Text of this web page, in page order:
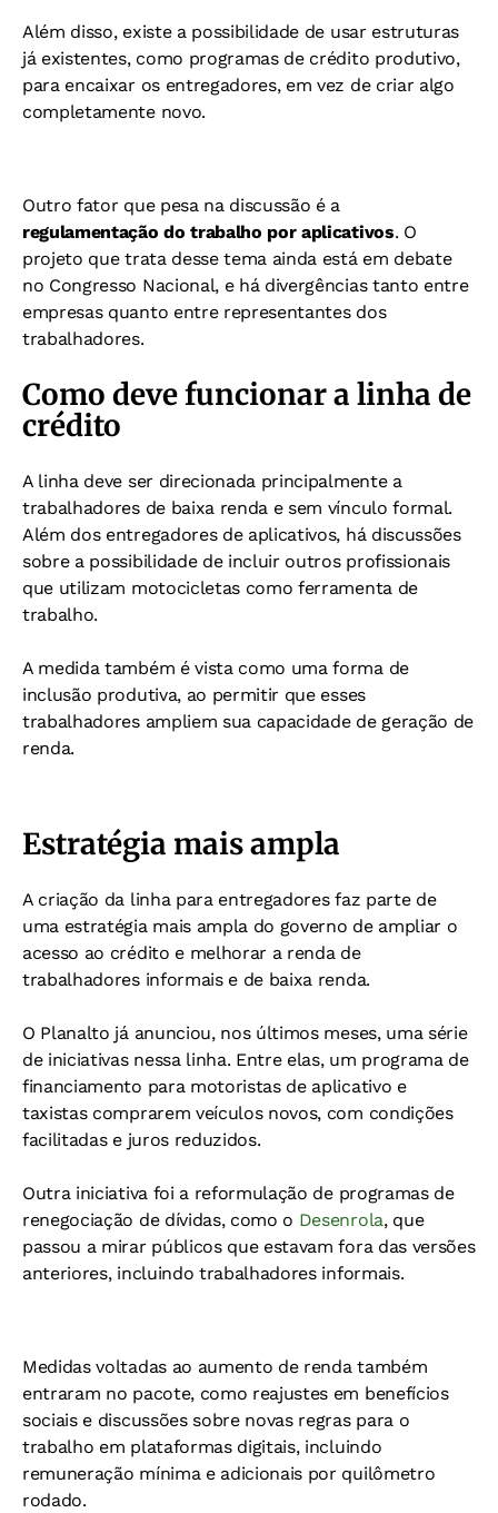
Além disso, existe a possibilidade de usar estruturas
já existentes, como programas de crédito produtivo,
para encaixar os entregadores, em vez de criar algo
completamente novo.
Outro fator que pesa na discussão é a
regulamentação do trabalho por aplicativos. O
projeto que trata desse tema ainda está em debate
no Congresso Nacional, e há divergências tanto entre
empresas quanto entre representantes dos
trabalhadores.
Como deve funcionar a linha de
crédito
A linha deve ser direcionada principalmente a
trabalhadores de baixa renda e sem vínculo formal.
Além dos entregadores de aplicativos, há discussões
sobre a possibilidade de incluir outros profissionais
que utilizam motocicletas como ferramenta de
trabalho.
A medida também é vista como uma forma de
inclusão produtiva, ao permitir que esses
trabalhadores ampliem sua capacidade de geração de
renda.
Estratégia mais ampla
A criação da linha para entregadores faz parte de
uma estratégia mais ampla do governo de ampliar o
acesso ao crédito e melhorar a renda de
trabalhadores informais e de baixa renda.
O Planalto já anunciou, nos últimos meses, uma série
de iniciativas nessa linha. Entre elas, um programa de
financiamento para motoristas de aplicativo e
taxistas comprarem veículos novos, com condições
facilitadas e juros reduzidos.
Outra iniciativa foi a reformulação de programas de
renegociação de dívidas, como o Desenrola, que
passou a mirar públicos que estavam fora das versões
anteriores, incluindo trabalhadores informais.
Medidas voltadas ao aumento de renda também
entraram no pacote, como reajustes em benefícios
sociais e discussões sobre novas regras para o
trabalho em plataformas digitais, incluindo
remuneração mínima e adicionais por quilômetro
rodado.